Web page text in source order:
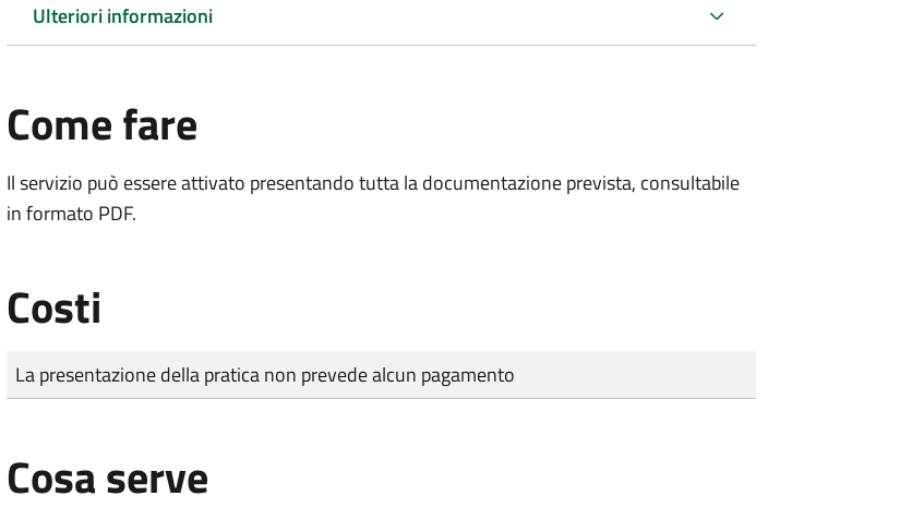
Ulteriori informazioni
Come fare
Il servizio può essere attivato presentando tutta la documentazione prevista, consultabile
in formato PDF.
Costi
Tipo di pagamento
Importo
La presentazione della pratica non prevede alcun pagamento
Cosa serve